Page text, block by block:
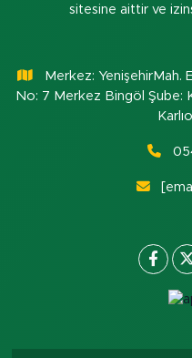
sitesine aittir ve
Merkez:
No: 7 Merkez Bingöl Şube: